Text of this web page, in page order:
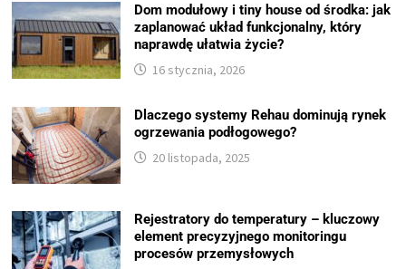
Dom modułowy i tiny house od środka: jak
zaplanować układ funkcjonalny, który
naprawdę ułatwia życie?
16 stycznia, 2026
Dlaczego systemy Rehau dominują rynek
ogrzewania podłogowego?
20 listopada, 2025
Rejestratory do temperatury – kluczowy
element precyzyjnego monitoringu
procesów przemysłowych